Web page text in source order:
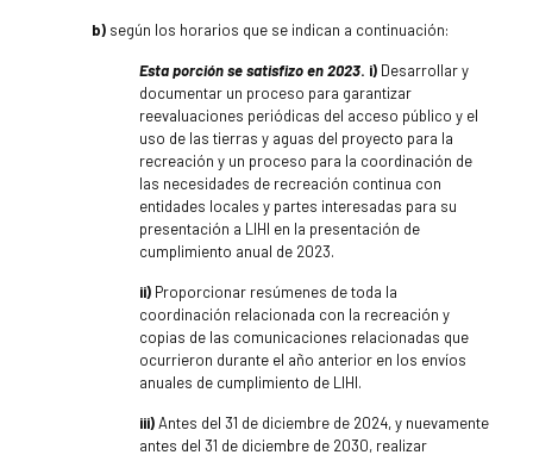
b)según los horarios que se indican a continuación:
Esta porción se satisfizo en 2023. i)Desarrollar y
documentar un proceso para garantizar
reevaluaciones periódicas del acceso público y el
uso de las tierras y aguas del proyecto para la
recreación y un proceso para la coordinación de
las necesidades de recreación continua con
entidades locales y partes interesadas para su
presentación a LIHI en la presentación de
cumplimiento anual de 2023.
ii)Proporcionar resúmenes de toda la
coordinación relacionada con la recreación y
copias de las comunicaciones relacionadas que
ocurrieron durante el año anterior en los envíos
anuales de cumplimiento de LIHI.
iii)Antes del 31 de diciembre de 2024, y nuevamente
antes del 31 de diciembre de 2030, realizar